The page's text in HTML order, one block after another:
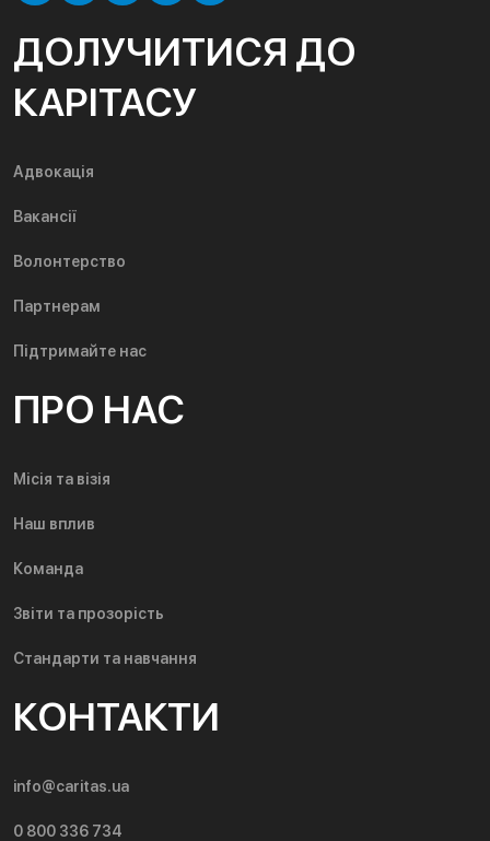
ДОЛУЧИТИСЯ ДО
КАРІТАСУ
Адвокація
Вакансії
Волонтерство
Партнерам
Підтримайте нас
ПРО НАС
Місія та візія
Наш вплив
Команда
Звіти та прозорість
Стандарти та навчання
КОНТАКТИ
info@caritas.ua
0 800 336 734